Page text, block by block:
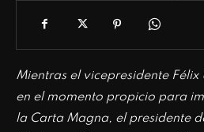
Mientras el vicepresidente Félix
en el momento propicio para
la Carta Magna, el presidente